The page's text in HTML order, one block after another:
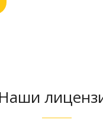
Наши